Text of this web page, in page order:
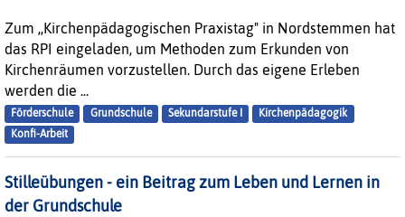
Zum ,,Kirchenpädagogischen Praxistag" in Nordstemmen hat
das RPI eingeladen, um Methoden zum Erkunden von
Kirchenräumen vorzustellen. Durch das eigene Erleben
werden die ...
Förderschule Grundschule Sekundarstufe I
Kirchenpädagogik
Konfi-Arbeit
Stilleübungen - ein Beitrag zum Leben und Lernen in
der Grundschule